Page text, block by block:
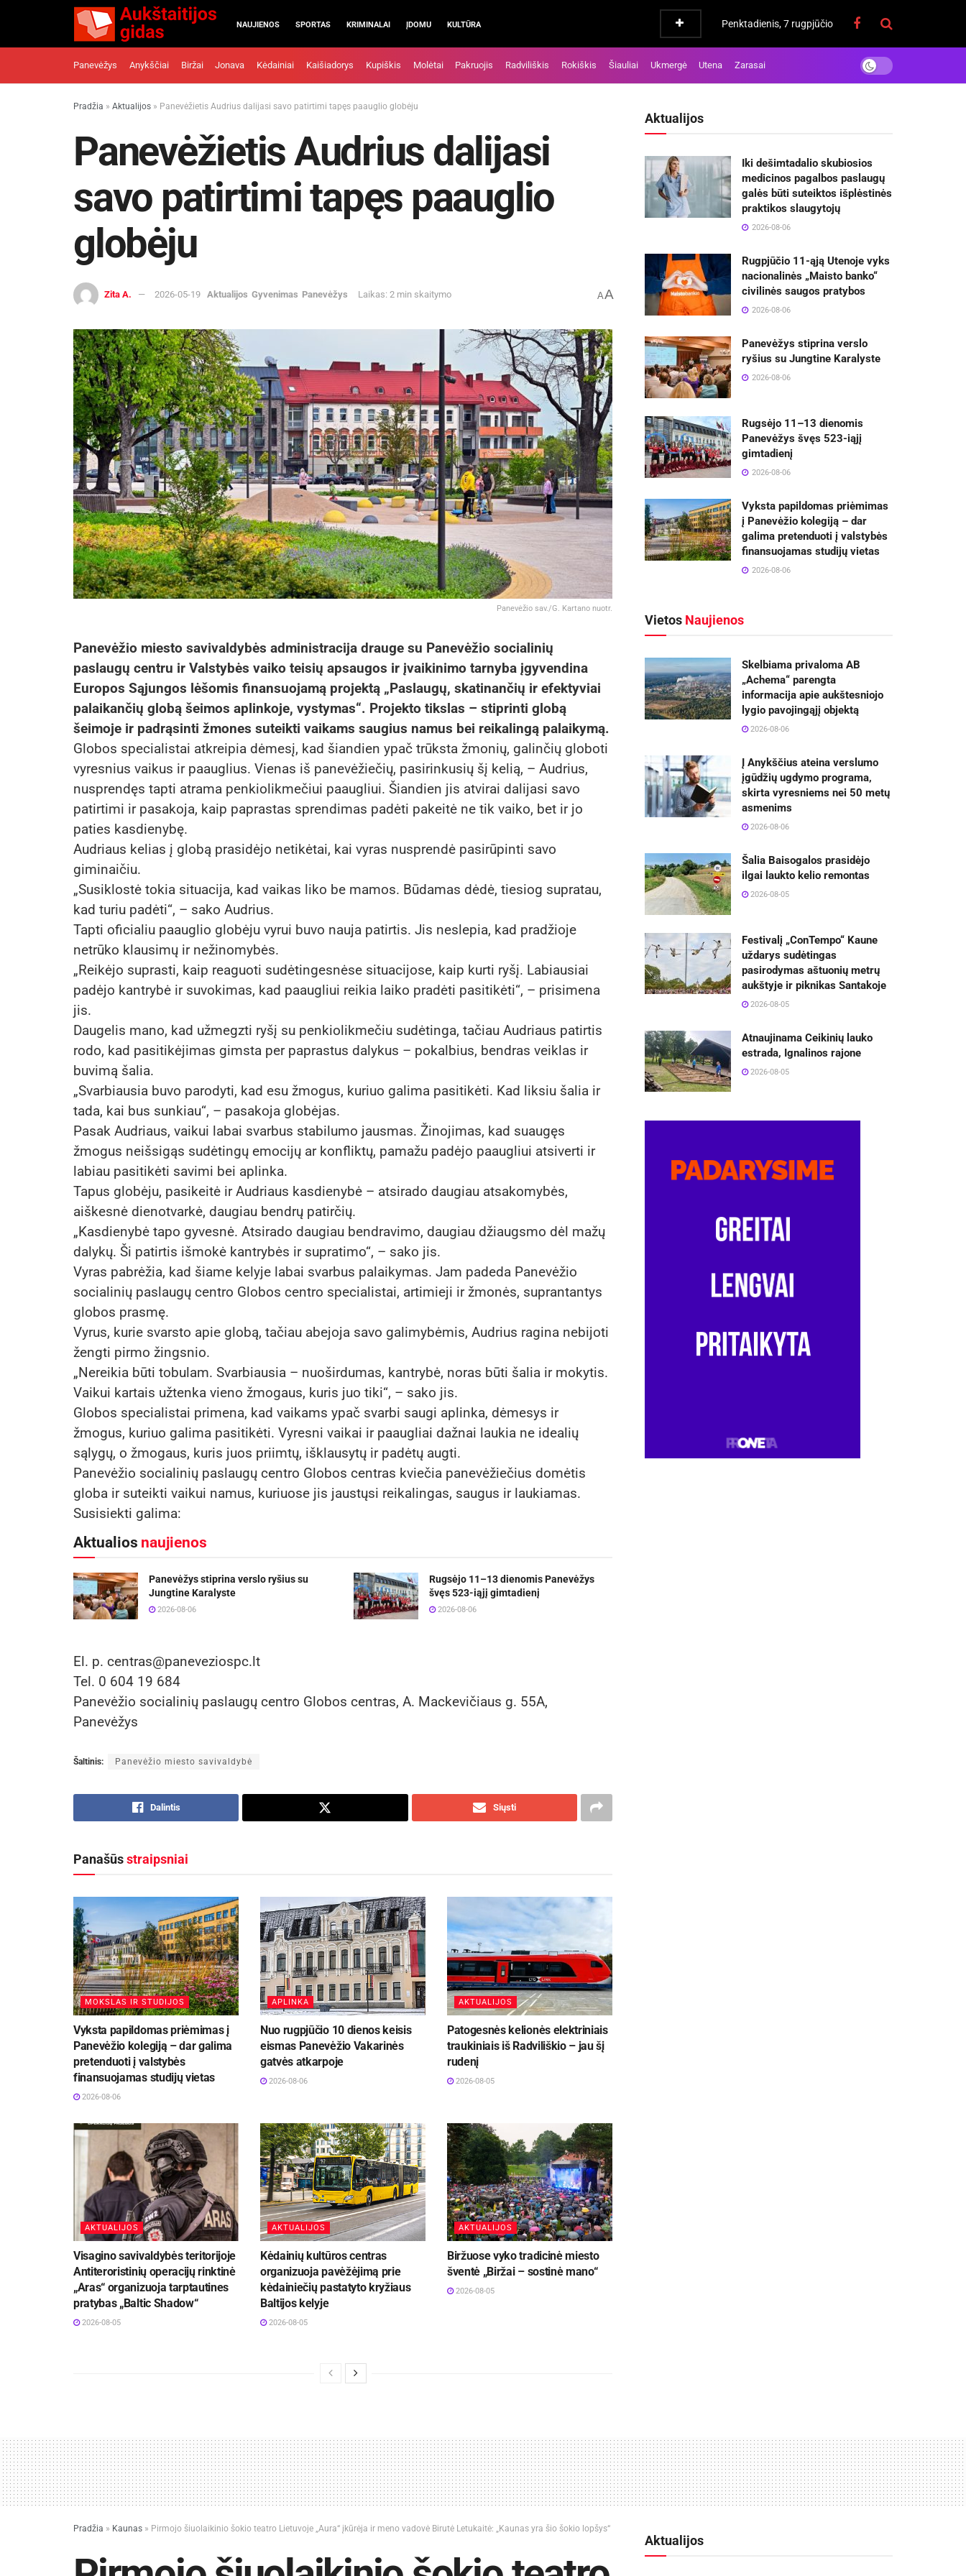
NAUJIENOS SPORTAS KRIMINALAI ĮDOMU KULTŪRA Penktadienis, 7 rugpjūčio
Panevėžys Anykščiai Biržai Jonava Kėdainiai Kaišiadorys Kupiškis Molėtai Pakruojis Radviliškis Rokiškis Šiauliai Ukmergė Utena Zarasai
Pradžia » Aktualijos » Panevėžietis Audrius dalijasi savo patirtimi tapęs paauglio globėju
Panevėžietis Audrius dalijasi
savo patirtimi tapęs paauglio
globėju
Zita A. 2026-05-19 Aktualijos Gyvenimas Panevėžys Laikas: 2 min skaitymo AA
Panevėžio sav./G. Kartano nuotr.
Panevėžio miesto savivaldybės administracija drauge su Panevėžio socialinių
paslaugų centru ir Valstybės vaiko teisių apsaugos ir įvaikinimo tarnyba įgyvendina
Europos Sąjungos lėšomis finansuojamą projektą „Paslaugų, skatinančių ir efektyviai
palaikančių globą šeimos aplinkoje, vystymas“. Projekto tikslas – stiprinti globą
šeimoje ir padrąsinti žmones suteikti vaikams saugius namus bei reikalingą palaikymą.
Globos specialistai atkreipia dėmesį, kad šiandien ypač trūksta žmonių, galinčių globoti
vyresnius vaikus ir paauglius. Vienas iš panevėžiečių, pasirinkusių šį kelią, – Audrius,
nusprendęs tapti atrama penkiolikmečiui paaugliui. Šiandien jis atvirai dalijasi savo
patirtimi ir pasakoja, kaip paprastas sprendimas padėti pakeitė ne tik vaiko, bet ir jo
paties kasdienybę.
Audriaus kelias į globą prasidėjo netikėtai, kai vyras nusprendė pasirūpinti savo
giminaičiu.
„Susiklostė tokia situacija, kad vaikas liko be mamos. Būdamas dėdė, tiesiog supratau,
kad turiu padėti“, – sako Audrius.
Tapti oficialiu paauglio globėju vyrui buvo nauja patirtis. Jis neslepia, kad pradžioje
netrūko klausimų ir nežinomybės.
„Reikėjo suprasti, kaip reaguoti sudėtingesnėse situacijose, kaip kurti ryšį. Labiausiai
padėjo kantrybė ir suvokimas, kad paaugliui reikia laiko pradėti pasitikėti“, – prisimena
jis.
Daugelis mano, kad užmegzti ryšį su penkiolikmečiu sudėtinga, tačiau Audriaus patirtis
rodo, kad pasitikėjimas gimsta per paprastus dalykus – pokalbius, bendras veiklas ir
buvimą šalia.
„Svarbiausia buvo parodyti, kad esu žmogus, kuriuo galima pasitikėti. Kad liksiu šalia ir
tada, kai bus sunkiau“, – pasakoja globėjas.
Pasak Audriaus, vaikui labai svarbus stabilumo jausmas. Žinojimas, kad suaugęs
žmogus neišsigąs sudėtingų emocijų ar konfliktų, pamažu padėjo paaugliui atsiverti ir
labiau pasitikėti savimi bei aplinka.
Tapus globėju, pasikeitė ir Audriaus kasdienybė – atsirado daugiau atsakomybės,
aiškesnė dienotvarkė, daugiau bendrų patirčių.
„Kasdienybė tapo gyvesnė. Atsirado daugiau bendravimo, daugiau džiaugsmo dėl mažų
dalykų. Ši patirtis išmokė kantrybės ir supratimo“, – sako jis.
Vyras pabrėžia, kad šiame kelyje labai svarbus palaikymas. Jam padeda Panevėžio
socialinių paslaugų centro Globos centro specialistai, artimieji ir žmonės, suprantantys
globos prasmę.
Vyrus, kurie svarsto apie globą, tačiau abejoja savo galimybėmis, Audrius ragina nebijoti
žengti pirmo žingsnio.
„Nereikia būti tobulam. Svarbiausia – nuoširdumas, kantrybė, noras būti šalia ir mokytis.
Vaikui kartais užtenka vieno žmogaus, kuris juo tiki“, – sako jis.
Globos specialistai primena, kad vaikams ypač svarbi saugi aplinka, dėmesys ir
žmogus, kuriuo galima pasitikėti. Vyresni vaikai ir paaugliai dažnai laukia ne idealių
sąlygų, o žmogaus, kuris juos priimtų, išklausytų ir padėtų augti.
Panevėžio socialinių paslaugų centro Globos centras kviečia panevėžiečius domėtis
globa ir suteikti vaikui namus, kuriuose jis jaustųsi reikalingas, saugus ir laukiamas.
Susisiekti galima:
Aktualios naujienos
Panevėžys stiprina verslo ryšius su
Jungtine Karalyste
2026-08-06
Rugsėjo 11–13 dienomis Panevėžys
švęs 523-iąjį gimtadienį
2026-08-06
El. p. centras@paneveziospc.lt
Tel. 0 604 19 684
Panevėžio socialinių paslaugų centro Globos centras, A. Mackevičiaus g. 55A,
Panevėžys
Šaltinis: Panevėžio miesto savivaldybė
Dalintis Siųsti
Panašūsstraipsniai
MOKSLAS IR STUDIJOS
Vyksta papildomas priėmimas į
Panevėžio kolegiją – dar galima
pretenduoti į valstybės
finansuojamas studijų vietas
2026-08-06
APLINKA
Nuo rugpjūčio 10 dienos keisis
eismas Panevėžio Vakarinės
gatvės atkarpoje
2026-08-06
AKTUALIJOS
Patogesnės kelionės elektriniais
traukiniais iš Radviliškio – jau šį
rudenį
2026-08-05
AKTUALIJOS
Visagino savivaldybės teritorijoje
Antiteroristinių operacijų rinktinė
„Aras“ organizuoja tarptautines
pratybas „Baltic Shadow“
2026-08-05
AKTUALIJOS
Kėdainių kultūros centras
organizuoja pavėžėjimą prie
kėdainiečių pastatyto kryžiaus
Baltijos kelyje
2026-08-05
AKTUALIJOS
Biržuose vyko tradicinė miesto
šventė „Biržai – sostinė mano“
2026-08-05
Aktualijos
Iki dešimtadalio skubiosios
medicinos pagalbos paslaugų
galės būti suteiktos išplėstinės
praktikos slaugytojų
2026-08-06
Rugpjūčio 11-ąją Utenoje vyks
nacionalinės „Maisto banko“
civilinės saugos pratybos
2026-08-06
Panevėžys stiprina verslo
ryšius su Jungtine Karalyste
2026-08-06
Rugsėjo 11–13 dienomis
Panevėžys švęs 523-iąjį
gimtadienį
2026-08-06
Vyksta papildomas priėmimas
į Panevėžio kolegiją – dar
galima pretenduoti į valstybės
finansuojamas studijų vietas
2026-08-06
Vietos Naujienos
Skelbiama privaloma AB
„Achema“ parengta
informacija apie aukštesniojo
lygio pavojingąjį objektą
2026-08-06
Į Anykščius ateina verslumo
įgūdžių ugdymo programa,
skirta vyresniems nei 50 metų
asmenims
2026-08-06
Šalia Baisogalos prasidėjo
ilgai laukto kelio remontas
2026-08-05
Festivalį „ConTempo“ Kaune
uždarys sudėtingas
pasirodymas aštuonių metrų
aukštyje ir piknikas Santakoje
2026-08-05
Atnaujinama Ceikinių lauko
estrada, Ignalinos rajone
2026-08-05
Pradžia » Kaunas » Pirmojo šiuolaikinio šokio teatro Lietuvoje „Aura“ įkūrėja ir meno vadovė Birutė Letukaitė: „Kaunas yra šio šokio lopšys“
Aktualijos